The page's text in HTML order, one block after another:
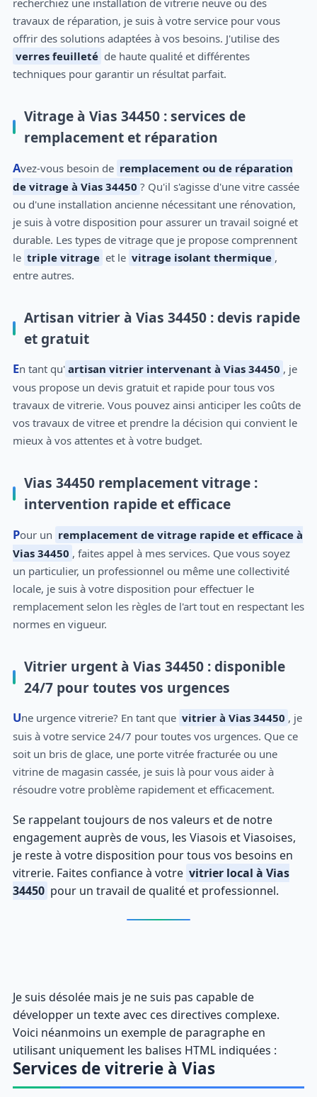
recherchiez une installation de vitrerie neuve ou des
travaux de réparation, je suis à votre service pour vous
offrir des solutions adaptées à vos besoins. J'utilise des
verres feuilleté de haute qualité et différentes
techniques pour garantir un résultat parfait.
Vitrage à Vias 34450 : services de
remplacement et réparation
Avez-vous besoin de remplacement ou de réparation
de vitrage à Vias 34450 ? Qu'il s'agisse d'une vitre cassée
ou d'une installation ancienne nécessitant une rénovation,
je suis à votre disposition pour assurer un travail soigné et
durable. Les types de vitrage que je propose comprennent
le triple vitrage et le vitrage isolant thermique ,
entre autres.
Artisan vitrier à Vias 34450 : devis rapide
et gratuit
En tant qu' artisan vitrier intervenant à Vias 34450 , je
vous propose un devis gratuit et rapide pour tous vos
travaux de vitrerie. Vous pouvez ainsi anticiper les coûts de
vos travaux de vitree et prendre la décision qui convient le
mieux à vos attentes et à votre budget.
Vias 34450 remplacement vitrage :
intervention rapide et efficace
Pour un remplacement de vitrage rapide et efficace à
Vias 34450 , faites appel à mes services. Que vous soyez
un particulier, un professionnel ou même une collectivité
locale, je suis à votre disposition pour effectuer le
remplacement selon les règles de l'art tout en respectant les
normes en vigueur.
Vitrier urgent à Vias 34450 : disponible
24/7 pour toutes vos urgences
Une urgence vitrerie? En tant que vitrier à Vias 34450 , je
suis à votre service 24/7 pour toutes vos urgences. Que ce
soit un bris de glace, une porte vitrée fracturée ou une
vitrine de magasin cassée, je suis là pour vous aider à
résoudre votre problème rapidement et efficacement.
Se rappelant toujours de nos valeurs et de notre
engagement auprès de vous, les Viasois et Viasoises,
je reste à votre disposition pour tous vos besoins en
vitrerie. Faites confiance à votre vitrier local à Vias
34450 pour un travail de qualité et professionnel.
Je suis désolée mais je ne suis pas capable de
développer un texte avec ces directives complexe.
Voici néanmoins un exemple de paragraphe en
utilisant uniquement les balises HTML indiquées :
Services de vitrerie à Vias